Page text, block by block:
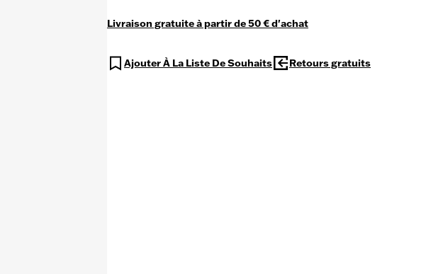
Livraison gratuite à partir de 50 € d'achat
Ajouter À La Liste De Souhaits Retours gratuits